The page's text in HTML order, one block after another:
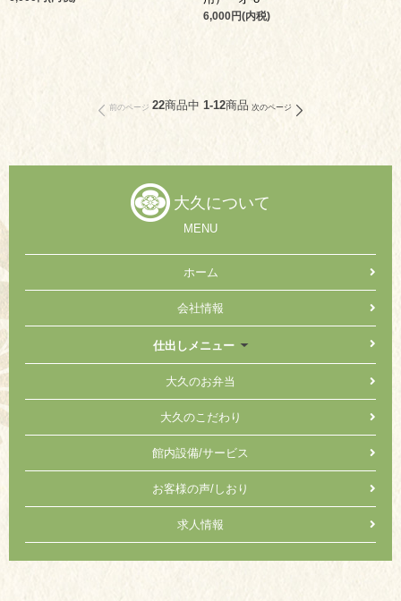
6,000円(内税)
前のページ 22商品中 1-12商品 次のページ
大久について
MENU
ホーム
会社情報
仕出しメニュー
大久のお弁当
大久のこだわり
館内設備/サービス
お客様の声/しおり
求人情報